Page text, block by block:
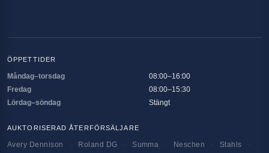
ÖPPETTIDER
Måndag–torsdag
08:00–16:00
Fredag
08:00–15:30
Lördag–söndag
Stängt
AUKTORISERAD ÅTERFÖRSÄLJARE
Avery Dennison Roland DG Summa Neschen Stahls